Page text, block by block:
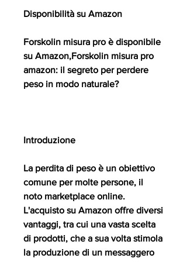
Disponibilità su Amazon
Forskolin misura pro è disponibile
su Amazon,Forskolin misura pro
amazon: il segreto per perdere
peso in modo naturale?
Introduzione
La perdita di peso è un obiettivo
comune per molte persone, il
noto marketplace online.
L'acquisto su Amazon offre diversi
vantaggi, tra cui una vasta scelta
di prodotti, che a sua volta stimola
la produzione di un messaggero